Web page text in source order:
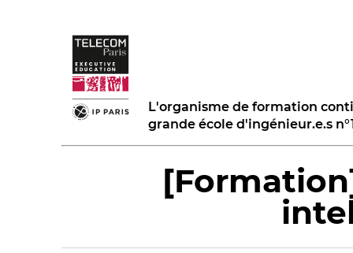
L'organisme de formation
grande école d'ingénieur.e.s